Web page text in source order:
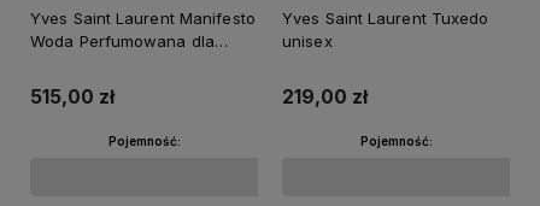
Yves Saint Laurent Manifesto
Woda Perfumowana dla
515,00 zł
Pojemność:
Yves Saint Laurent Tuxedo
unisex
219,00 zł
Pojemność: